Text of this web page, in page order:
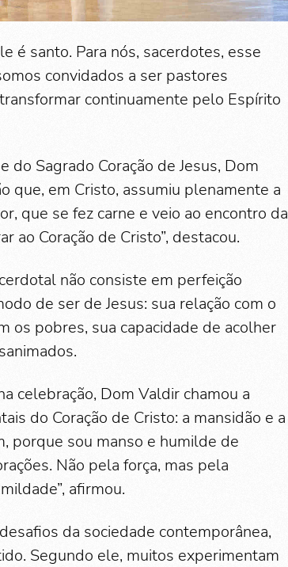
é santo. Para nós, sacerdotes, esse
convidados a ser pastores
continuamente pelo Espírito
do Sagrado Coração de Jesus, Dom
que, em Cristo, assumiu plenamente a
que se fez carne e veio ao encontro da
ao Coração de Cristo”, destacou.
não consiste em perfeição
de ser de Jesus: sua relação com o
os pobres, sua capacidade de acolher
celebração, Dom Valdir chamou a
do Coração de Cristo: a mansidão e a
porque sou manso e humilde de
Não pela força, mas pela
afirmou.
da sociedade contemporânea,
Segundo ele, muitos experimentam